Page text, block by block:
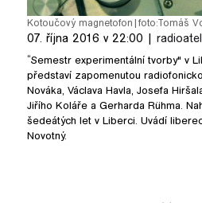
Kotoučový magnetofon foto: Tomáš
07. října 2016 v 22:00 |
“Semestr experimentální tvorby" v
představí zapomenutou
Nováka, Václava Havla, Josefa
Jiřího Koláře a Gerharda Rühma.
šedeátých let v Liberci. Uvádí
Novotný.